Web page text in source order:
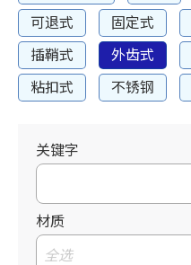
可退式
固定式
插鞘式
外齿式
粘扣式
不锈钢
关键字
材质
全选